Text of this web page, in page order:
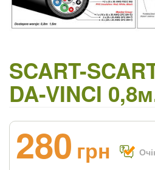
SCART-
DA-VINCI
280 грн